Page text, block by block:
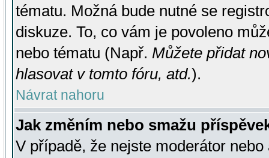
tématu. Možná bude nutné se
diskuze. To, co vám je povoleno
nebo tématu (Např. Můžete přidat
hlasovat v tomto fóru, atd.).
Návrat nahoru
Jak změním nebo smažu
V případě, že nejste moderátor